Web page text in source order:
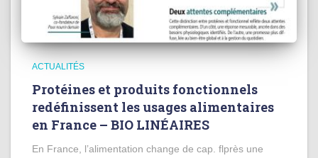
ACTUALITÉS
Protéines et produits fonctionnels
redéfinissent les usages alimentaires
en France – BIO LINÉAIRES
En France, l’alimentation change de cap. flprès une